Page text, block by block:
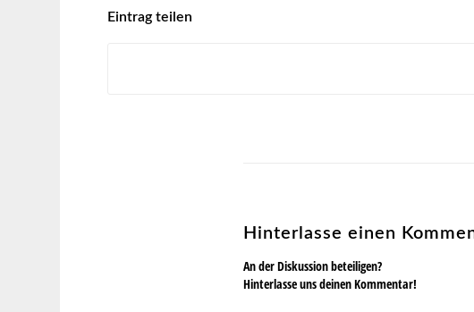
Eintrag teilen
Hinterlasse einen
An der Diskussion beteiligen?
Hinterlasse uns deinen Kommentar!